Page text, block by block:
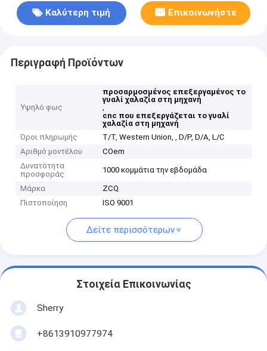
Καλύτερη τιμή Επικοινωνήστε
Περιγραφή Προϊόντων
Υψηλό φως
προσαρμοσμένος επεξεργαμένος το
γυαλί χαλαζία στη μηχανή
,
cnc που επεξεργάζεται το γυαλί
χαλαζία στη μηχανή
Όροι πληρωμής
T/T, Western Union, , D/P, D/A, L/C
Αριθμό μοντέλου
COem
Δυνατότητα
προσφοράς
1000 κομμάτια την εβδομάδα
Μάρκα
ZCQ
Πιστοποίηση
ISO 9001
Δείτε περισσότερων
Στοιχεία Επικοινωνίας
Sherry
+8613910977974